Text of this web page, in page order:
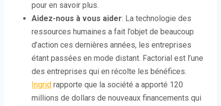
pour en savoir plus.
Aidez-nous à vous aider: La technologie des
ressources humaines a fait l’objet de beaucoup
d’action ces dernières années, les entreprises
étant passées en mode distant. Factorial est l’une
des entreprises qui en récolte les bénéfices.
Ingrid rapporte que la société a apporté 120
millions de dollars de nouveaux financements qui